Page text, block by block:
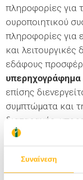
Συναίνεση
πληροφορίες για
ουροποιητικού
πληροφορίες για
και λειτουργικές
εδάφους
υπερηχογράφημα
επίσης
συμπτώματα και
διαταραχής,
περισσότερες
εξετάσεων, όπως
μαγνητική
εδάφους, η